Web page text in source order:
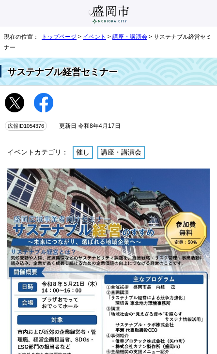
現在の位置： トップページ > イベント > 講座・講演会 > サステナブル経営セミ
ナー
サステナブル経営セミナー
広報ID1054376 更新日 令和8年4月17日
イベントカテゴリ： 催し 講座・講演会